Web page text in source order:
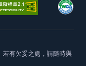
若有欠妥之處，請隨時與